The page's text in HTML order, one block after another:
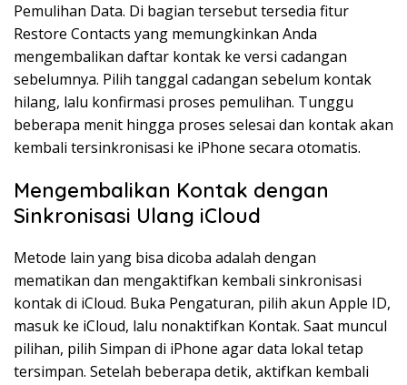
Pemulihan Data. Di bagian tersebut tersedia fitur
Restore Contacts yang memungkinkan Anda
mengembalikan daftar kontak ke versi cadangan
sebelumnya. Pilih tanggal cadangan sebelum kontak
hilang, lalu konfirmasi proses pemulihan. Tunggu
beberapa menit hingga proses selesai dan kontak akan
kembali tersinkronisasi ke iPhone secara otomatis.
Mengembalikan Kontak dengan
Sinkronisasi Ulang iCloud
Metode lain yang bisa dicoba adalah dengan
mematikan dan mengaktifkan kembali sinkronisasi
kontak di iCloud. Buka Pengaturan, pilih akun Apple ID,
masuk ke iCloud, lalu nonaktifkan Kontak. Saat muncul
pilihan, pilih Simpan di iPhone agar data lokal tetap
tersimpan. Setelah beberapa detik, aktifkan kembali